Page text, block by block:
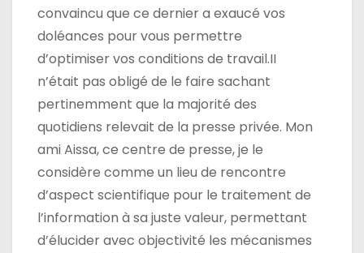
convaincu que ce dernier a exaucé vos
doléances pour vous permettre
d’optimiser vos conditions de travail.II
n’était pas obligé de le faire sachant
pertinemment que la majorité des
quotidiens relevait de la presse privée. Mon
ami Aissa, ce centre de presse, je le
considère comme un lieu de rencontre
d’aspect scientifique pour le traitement de
l’information à sa juste valeur, permettant
d’élucider avec objectivité les mécanismes